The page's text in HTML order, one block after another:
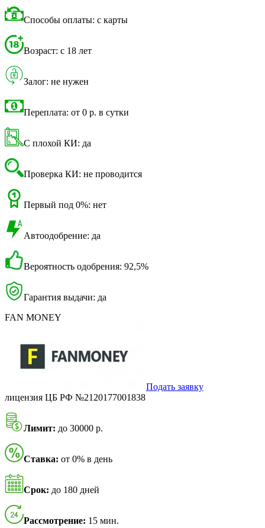
Способы оплаты: с карты
Возраст: с 18 лет
Залог: не нужен
Переплата: от 0 р. в сутки
С плохой КИ: да
Проверка КИ: не проводится
Первый под 0%: нет
Автоодобрение: да
Вероятность одобрения: 92,5%
Гарантия выдачи: да
FAN MONEY
Подать заявку
лицензия ЦБ РФ №2120177001838
Лимит: до 30000 р.
Ставка: от 0% в день
Срок: до 180 дней
Рассмотрение: 15 мин.